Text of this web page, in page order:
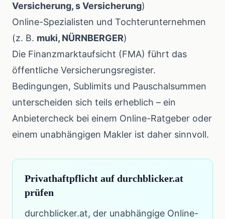
Versicherung, s Versicherung)
Online-Spezialisten und Tochterunternehmen
(z. B. muki, NÜRNBERGER)
Die Finanzmarktaufsicht (FMA) führt das
öffentliche Versicherungsregister.
Bedingungen, Sublimits und Pauschalsummen
unterscheiden sich teils erheblich – ein
Anbietercheck bei einem Online-Ratgeber oder
einem unabhängigen Makler ist daher sinnvoll.
Privathaftpflicht auf durchblicker.at
prüfen
durchblicker.at, der unabhängige Online-